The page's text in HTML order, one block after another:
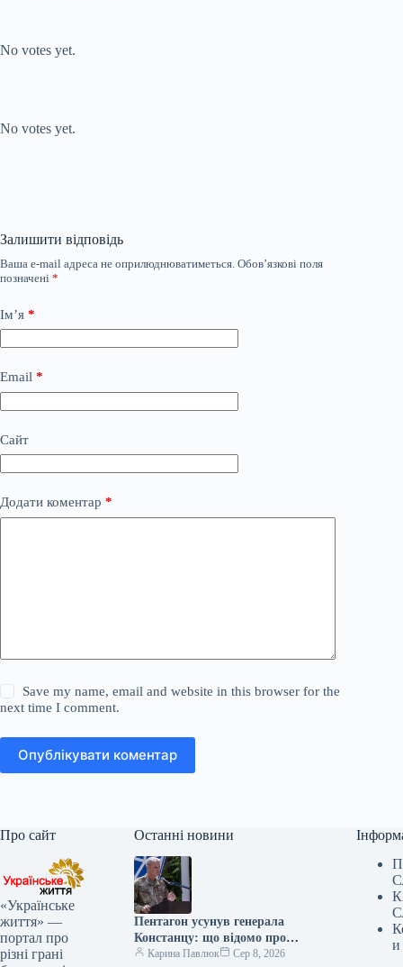
No votes yet.
No votes yet.
Залишити відповідь
Ваша e-mail адреса не оприлюднюватиметься. Обов’язкові поля
позначені *
Ім’я *
Email *
Сайт
Додати коментар *
Save my name, email and website in this browser for the
next time I comment.
Опублікувати коментар
Про сайт
«Українське
життя» —
портал про
різні грані
Останні новини
Пентагон усунув генерала
Констанцу: що відомо про
рішення щодо військової
Карина Павлюк
Сер 8, 2026
и